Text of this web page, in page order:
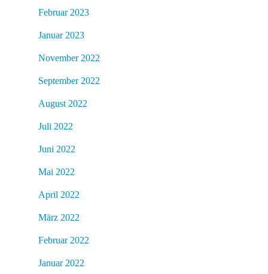
Februar 2023
Januar 2023
November 2022
September 2022
August 2022
Juli 2022
Juni 2022
Mai 2022
April 2022
März 2022
Februar 2022
Januar 2022